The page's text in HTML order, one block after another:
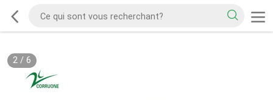
2/ 6